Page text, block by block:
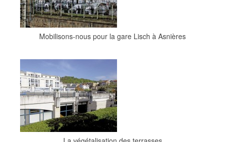
Mobilisons-nous pour la gare Lisch à Asnières